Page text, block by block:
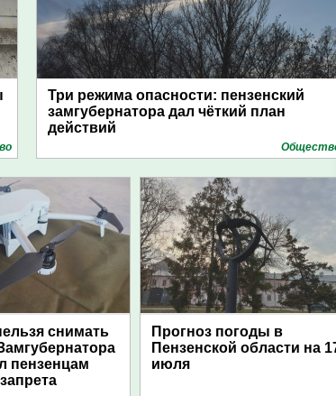
Три режима опасности: пензенский
замгубернатора дал чёткий план
действий
снимать
пензенцам
Прогноз погоды в
Пензенской области на
июля